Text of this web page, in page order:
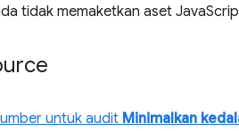
tidak memaketkan aset
untuk audit Minimalkan